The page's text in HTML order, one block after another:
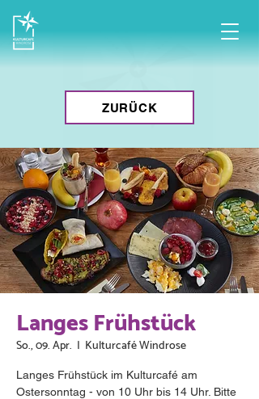
ZURÜCK
Langes Frühstück
So., 09. Apr.
  |
Kulturcafé Windrose
Langes Frühstück im Kulturcafé am
Ostersonntag - von 10 Uhr bis 14 Uhr. Bitte